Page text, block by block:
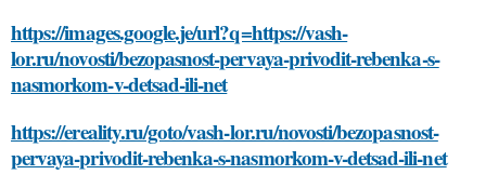
https://images.google.je/url?q=https://vash-
lor.ru/novosti/bezopasnost-pervaya-privodit-rebenka-s-
nasmorkom-v-detsad-ili-net
https://ereality.ru/goto/vash-lor.ru/novosti/bezopasnost-
pervaya-privodit-rebenka-s-nasmorkom-v-detsad-ili-net